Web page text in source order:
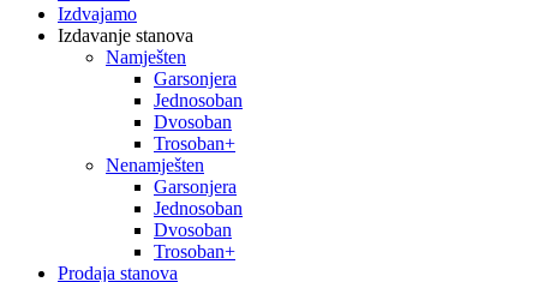
Izdvajamo
Izdavanje stanova
Namješten
Garsonjera
Jednosoban
Dvosoban
Trosoban+
Nenamješten
Garsonjera
Jednosoban
Dvosoban
Trosoban+
Prodaja stanova